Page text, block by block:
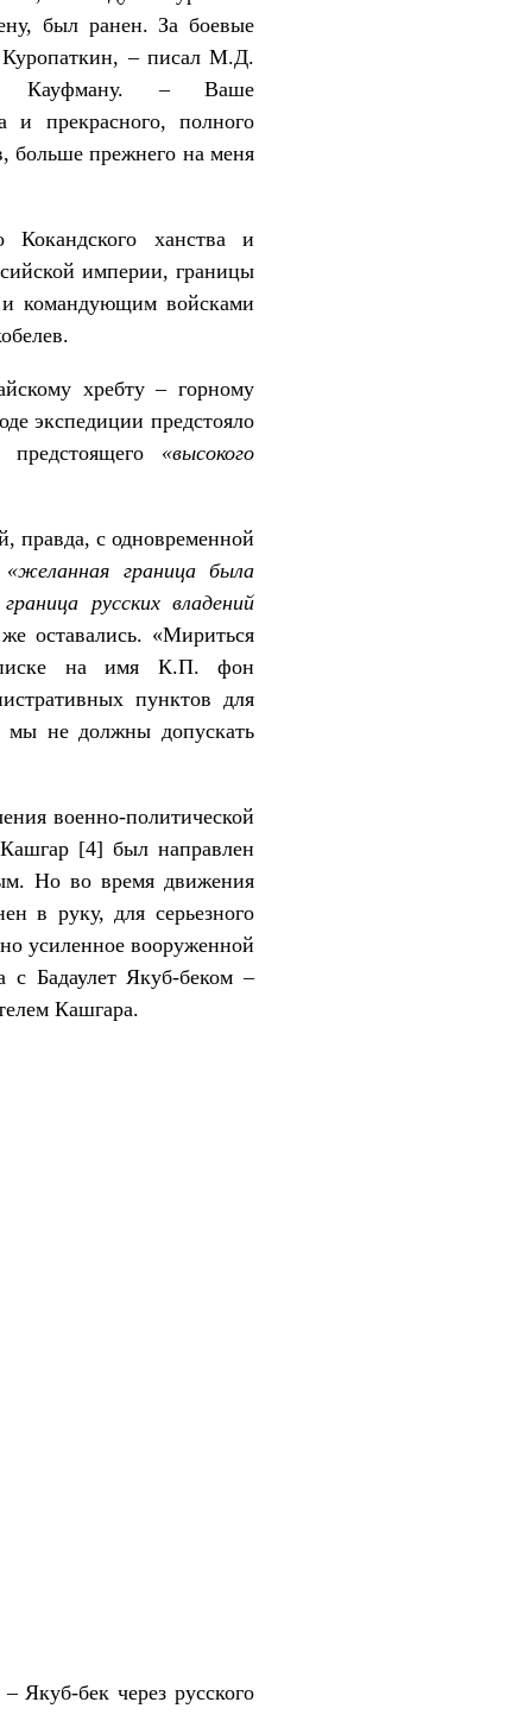
был ранен. За боевые
Куропаткин, – писал М.Д.
Кауфману. – Ваше
и прекрасного, полного
больше прежнего на меня
ханства и
империи, границы
командующим войсками
хребту – горному
экспедиции предстояло
«высокого
правда, с одновременной
«желанная граница была
русских владений
оставались. «Мириться
на имя К.П. фон
пунктов для
мы не должны допускать
военно‑политической
[4] был направлен
Но во время движения
в руку, для серьезного
усиленное вооруженной
с Бадаулет Якуб-беком –
Кашгара.
Якуб-бек через русского